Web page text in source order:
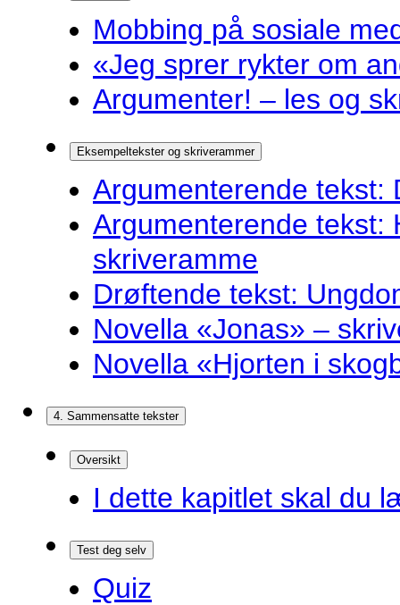
Mobbing på sosiale
«Jeg sprer rykter om
Argumenter! – les og
Eksempeltekster og skriverammer
Argumenterende tekst:
Argumenterende tekst:
skriveramme
Drøftende tekst:
Novella «Jonas» –
Novella «Hjorten i
4. Sammensatte tekster
Oversikt
I dette kapitlet skal du
Test deg selv
Quiz